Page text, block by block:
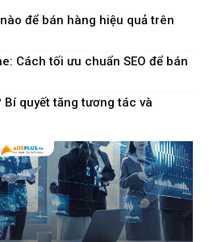
để bán hàng hiệu quả trên
Cách tối ưu chuẩn SEO để bán
quyết tăng tương tác và